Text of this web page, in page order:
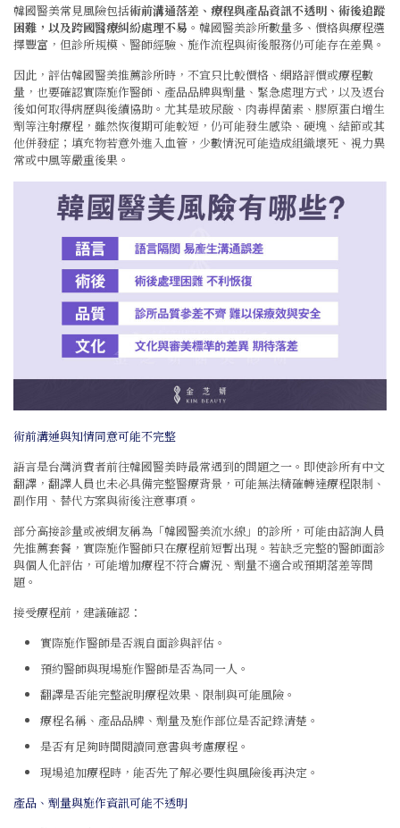
韓國醫美常見風險包括術前溝通落差、療程與產品資訊不透明、術後追蹤
困難，以及跨國醫療糾紛處理不易 。韓國醫美診所數量多、價格與療程選
擇豐富，但診所規模、醫師經驗、施作流程與術後服務仍可能存在差異。
因此，評估韓國醫美推薦診所時，不宜只比較價格、網路評價或療程數
量，也要確認實際施作醫師、產品品牌與劑量、緊急處理方式，以及返台
後如何取得病歷與後續協助。尤其是玻尿酸、肉毒桿菌素、膠原蛋白增生
劑等注射療程，雖然恢復期可能較短，仍可能發生感染、硬塊、結節或其
他併發症；填充物若意外進入血管，少數情況可能造成組織壞死、視力異
常或中風等嚴重後果。
術前溝通與知情同意可能不完整
語言是台灣消費者前往韓國醫美時最常遇到的問題之一。即使診所有中文
翻譯，翻譯人員也未必具備完整醫療背景，可能無法精確轉達療程限制、
副作用、替代方案與術後注意事項。
部分高接診量或被網友稱為「韓國醫美流水線」的診所，可能由諮詢人員
先推薦套餐，實際施作醫師只在療程前短暫出現。若缺乏完整的醫師面診
與個人化評估，可能增加療程不符合膚況、劑量不適合或預期落差等問
題。
接受療程前，建議確認：
實際施作醫師是否親自面診與評估。
預約醫師與現場施作醫師是否為同一人。
翻譯是否能完整說明療程效果、限制與可能風險。
療程名稱、產品品牌、劑量及施作部位是否記錄清楚。
是否有足夠時間閱讀同意書與考慮療程。
現場追加療程時，能否先了解必要性與風險後再決定。
產品、劑量與施作資訊可能不透明